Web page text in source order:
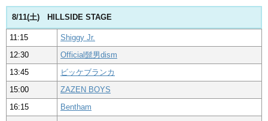
8/11(土) HILLSIDE STAGE
11:15
Shiggy Jr.
12:30
Official髭男dism
13:45
ビッケブランカ
15:00
ZAZEN BOYS
16:15
Bentham